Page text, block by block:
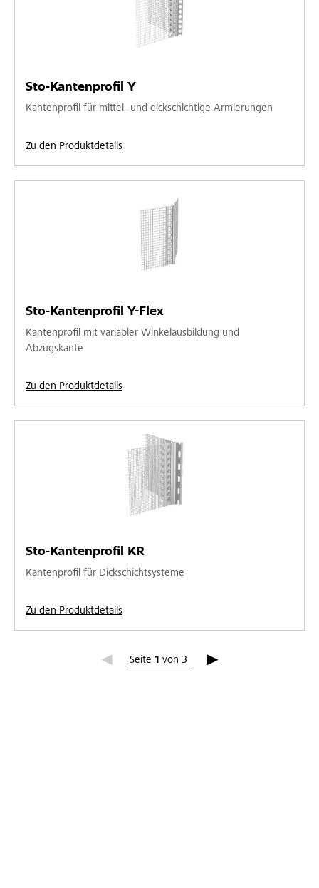
Sto-Kantenprofil Y
Kantenprofil für mittel- und dickschichtige Armierungen
Zu den Produktdetails
Sto-Kantenprofil Y-Flex
Kantenprofil mit variabler Winkelausbildung und
Abzugskante
Zu den Produktdetails
Sto-Kantenprofil KR
Kantenprofil für Dickschichtsysteme
Zu den Produktdetails
Seite 1 von 3
Seite 1